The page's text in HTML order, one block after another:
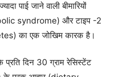
पाई जाने वाली बीमारियों
syndrome) और टाइप -2
का एक जोखिम कारक है।
दिन 30 ग्राम रेसिस्टेंट